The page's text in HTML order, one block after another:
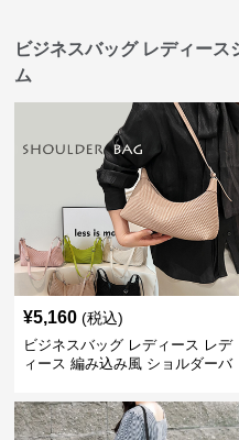
ビジネスバッグ レディー
ム
¥5,160 (税込)
ビジネスバッグ レディース レデ
ィース 編み込み風 ショルダーバ